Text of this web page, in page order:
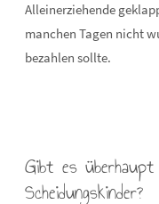
Alleinerziehende
manchen Tagen nicht
bezahlen sollte.
Gibt es überhaupt
Scheidungskinder?